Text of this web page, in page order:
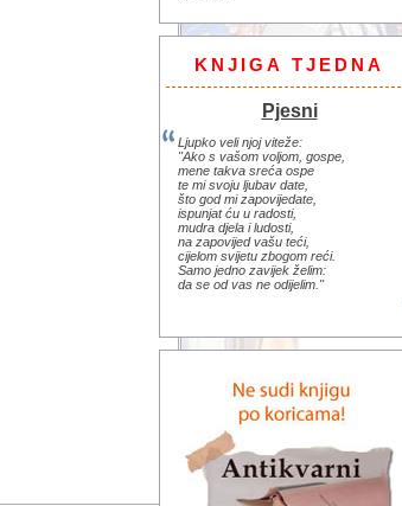
KNJIGA TJEDNA
Pjesni
Ljupko veli njoj viteže:
"Ako s vašom voljom, gospe,
mene takva sreća ospe
te mi svoju ljubav date,
što god mi zapovijedate,
ispunjat ću u radosti,
mudra djela i ludosti,
na zapovijed vašu teći,
cijelom svijetu zbogom reći.
Samo jedno zavijek želim:
da se od vas ne odijelim."